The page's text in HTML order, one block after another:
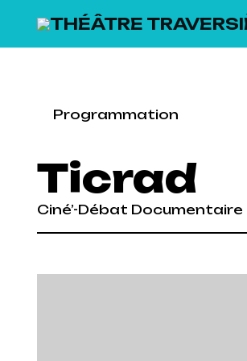
Programmation
Ticrad
Ciné’-Débat Documentaire